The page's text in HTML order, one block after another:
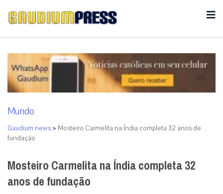
Mundo
Gaudium news > Mosteiro Carmelita na Índia completa 32 anos de
fundação
Mosteiro Carmelita na Índia completa 32
anos de fundação